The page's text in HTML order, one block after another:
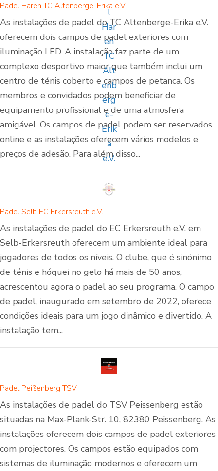
Padel Haren TC Altenberge-Erika e.V.
As instalações de padel do TC Altenberge-Erika e.V.
oferecem dois campos de padel exteriores com
iluminação LED. A instalação faz parte de um
complexo desportivo maior que também inclui um
centro de ténis coberto e campos de petanca. Os
membros e convidados podem beneficiar de
equipamento profissional e de uma atmosfera
amigável. Os campos de padel podem ser reservados
online e as instalações oferecem vários modelos e
preços de adesão. Para além disso...
Padel Selb EC Erkersreuth e.V.
As instalações de padel do EC Erkersreuth e.V. em
Selb-Erkersreuth oferecem um ambiente ideal para
jogadores de todos os níveis. O clube, que é sinónimo
de ténis e hóquei no gelo há mais de 50 anos,
acrescentou agora o padel ao seu programa. O campo
de padel, inaugurado em setembro de 2022, oferece
condições ideais para um jogo dinâmico e divertido. A
instalação tem...
Padel Peißenberg TSV
As instalações de padel do TSV Peissenberg estão
situadas na Max-Plank-Str. 10, 82380 Peissenberg. As
instalações oferecem dois campos de padel exteriores
com projectores. Os campos estão equipados com
sistemas de iluminação modernos e oferecem um